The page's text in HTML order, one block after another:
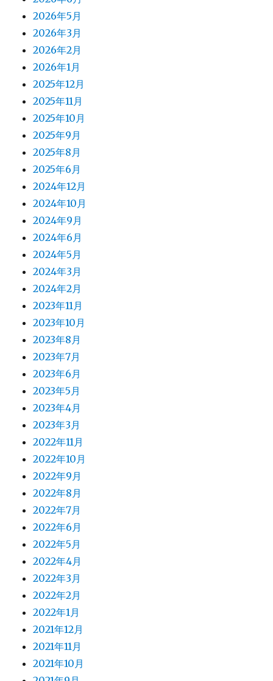
2026年5月
2026年3月
2026年2月
2026年1月
2025年12月
2025年11月
2025年10月
2025年9月
2025年8月
2025年6月
2024年12月
2024年10月
2024年9月
2024年6月
2024年5月
2024年3月
2024年2月
2023年11月
2023年10月
2023年8月
2023年7月
2023年6月
2023年5月
2023年4月
2023年3月
2022年11月
2022年10月
2022年9月
2022年8月
2022年7月
2022年6月
2022年5月
2022年4月
2022年3月
2022年2月
2022年1月
2021年12月
2021年11月
2021年10月